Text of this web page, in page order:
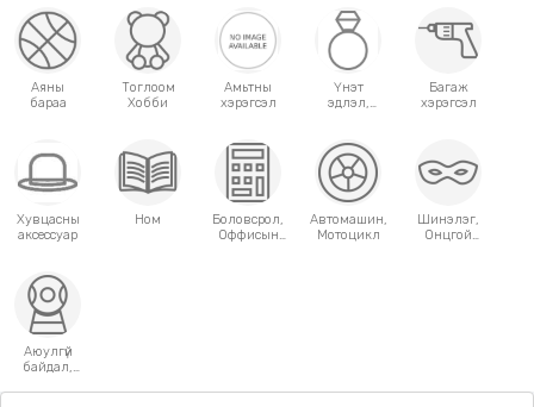
Аяны
бараа
Тоглоом
Хобби
Амьтны
хэрэгсэл
Үнэт
эдлэл,
Багаж
хэрэгсэл
Хувцасны
аксессуар
Ном
Боловсрол,
Оффисын
Автомашин,
Мотоцикл
Шинэлэг,
Онцгой
Аюулгүй
байдал,